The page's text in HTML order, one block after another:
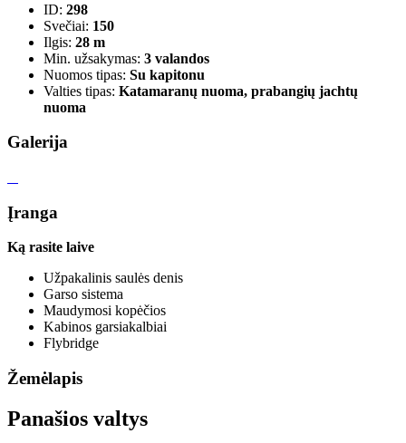
ID: 298
Svečiai: 150
Ilgis: 28 m
Min. užsakymas: 3 valandos
Nuomos tipas: Su kapitonu
Valties tipas: Katamaranų nuoma, prabangių jachtų
nuoma
Galerija
Įranga
Ką rasite laive
Užpakalinis saulės denis
Garso sistema
Maudymosi kopėčios
Kabinos garsiakalbiai
Flybridge
Žemėlapis
Panašios valtys